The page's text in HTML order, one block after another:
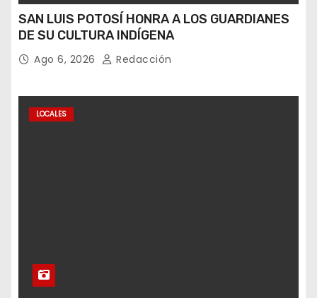
SAN LUIS POTOSÍ HONRA A LOS GUARDIANES
DE SU CULTURA INDÍGENA
Ago 6, 2026 Redacción
LOCALES